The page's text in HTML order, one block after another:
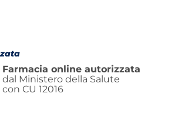
Farmacia online autorizzata
dal Ministero della Salute
con CU 12016